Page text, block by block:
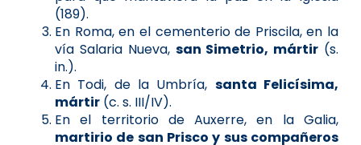
(189).
En Roma, en el cementerio de Priscila, en la
vía Salaria Nueva, san Simetrio, mártir (s.
in.).
En Todi, de la Umbría, santa Felicísima,
mártir (c. s. III/IV).
En el territorio de Auxerre, en la Galia,
martirio de san Prisco y sus compañeros